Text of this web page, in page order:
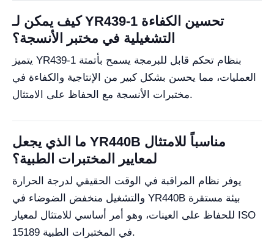
كيف يمكن لـ YR439-1 تحسين الكفاءة
التشغيلية في مختبر الأنسجة؟
يتميز YR439-1 بنظام تحكم قابل للبرمجة يسمح بأتمتة
العمليات، مما يحسن بشكل كبير من الإنتاجية والكفاءة في
مختبرات الأنسجة مع الحفاظ على الامتثال.
ما الذي يجعل YR440B مناسباً للامتثال
لمعايير المختبرات الطبية؟
يوفر نظام المراقبة في الوقت الحقيقي لدرجة الحرارة
والتشغيل منخفض الضوضاء في YR440B بيئة مستقرة
للحفاظ على العينات، وهو أمر أساسي للامتثال لمعيار ISO
15189 في المختبرات الطبية.